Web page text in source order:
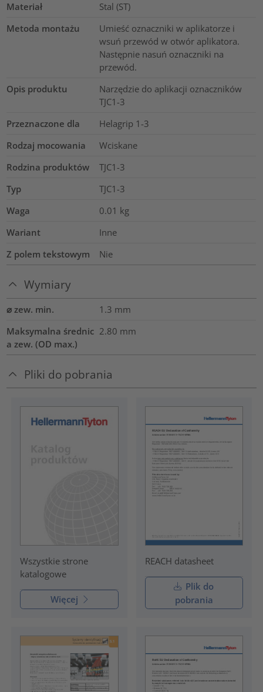
Materiał
Stal (ST)
Metoda montażu
Umieść oznaczniki w aplikatorze i
wsuń przewód w otwór aplikatora.
Następnie nasuń oznaczniki na
przewód.
Opis produktu
Narzędzie do aplikacji oznaczników
TJC1-3
Przeznaczone dla
Helagrip 1-3
Rodzaj mocowania
Wciskane
Rodzina produktów
TJC1-3
Typ
TJC1-3
Waga
0.01 kg
Wariant
Inne
Z polem tekstowym
Nie
Wymiary
⌀ zew. min. 1.3 mm
Maksymalna średnic
a zew. (OD max.)
2.80 mm
Pliki do pobrania
Wszystkie strone
katalogowe
Więcej
REACH datasheet
Plik do
pobrania